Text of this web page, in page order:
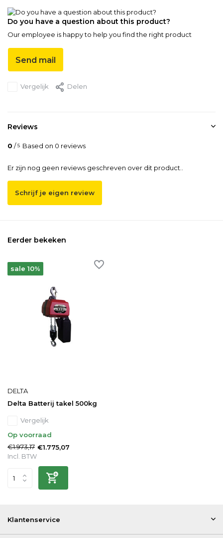
Do you have a question about this product?
Our employee is happy to help you find the right product
Send mail
Vergelijk Delen
Reviews
0 /5 Based on 0 reviews
Er zijn nog geen reviews geschreven over dit product..
Schrijf je eigen review
Eerder bekeken
sale 10%
DELTA
Delta Batterij takel 500kg
Vergelijk
Op voorraad
€1.973,17 €1.775,07
Incl. BTW
Klantenservice